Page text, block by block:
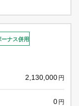
ーナス併用
2,130,000 円
0 円